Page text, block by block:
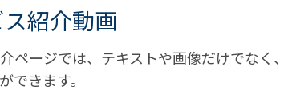
紹介動画
ページでは、テキストや画像だけでなく、
できます。